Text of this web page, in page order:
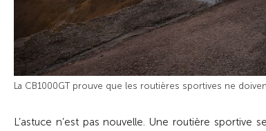
La CB1000GT prouve que les routières sportives ne
L’astuce n’est pas nouvelle. Une routière